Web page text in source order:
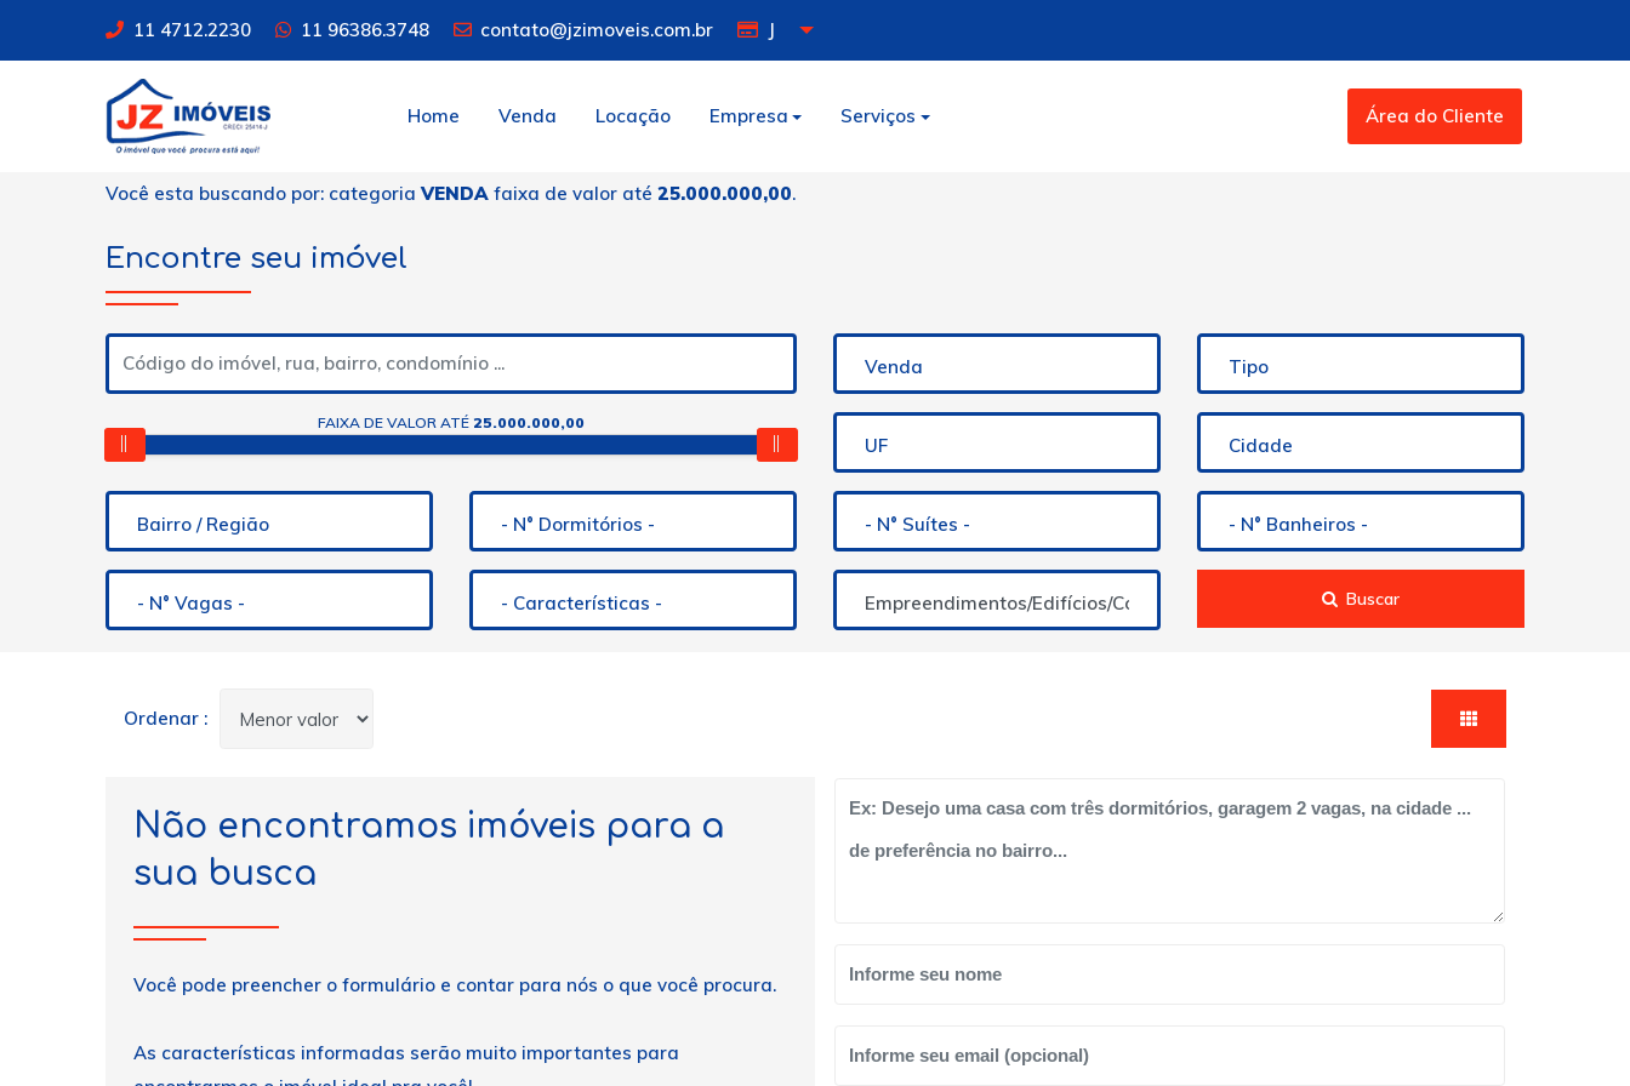
11 4712.2230 11 96386.3748 contato@jzimoveis.com.br J
Home Venda Locação Empresa Serviços Área do Cliente
Você esta buscando por: categoriaVENDA faixa de valor até 25.000.000,00.
Encontre seu imóvel
Venda Tipo
FAIXA DE VALOR ATÉ 25.000.000,00
UF Cidade
Bairro / Região - N° Dormitórios - - N° Suítes - - N° Banheiros -
- N° Vagas - - Características - Empreendimentos/Edifícios/Condomínios Buscar
Ordenar :
Não encontramos imóveis para a
sua busca
Você pode preencher o formulário e contar para nós o que você procura.
As características informadas serão muito importantes para